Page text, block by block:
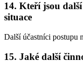
14. Kteří jsou
situace
Další účastníci postupu
15. Jaké další